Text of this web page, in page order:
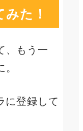
た！
、もう一
に登録して